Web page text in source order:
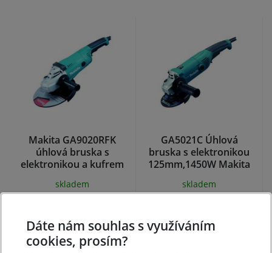
Makita GA9020RFK
úhlová bruska s
elektronikou a kufrem
skladem
GA5021C Úhlová
bruska s elektronikou
125mm,1450W Makita
skladem
Dáte nám souhlas s využíváním
cookies, prosím?